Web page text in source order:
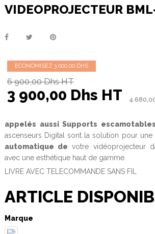
VIDEOPROJECTEUR
ECONOMISEZ 3 000,00 DHS
6 900,00 Dhs HT
3 900,00 Dhs HT 4
appelés aussi Supports
ascenseurs Digital sont la solution pour une
automatique de votre vidéoprojecteur
avec une esthétique haut de gamme.
LIVRE AVEC TELECOMMANDE SANS FIL
ARTICLE
Marque